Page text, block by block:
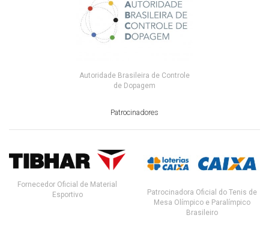
Autoridade Brasileira de Controle
de Dopagem
Patrocinadores
Fornecedor Oficial de Material
Esportivo
Patrocinadora Oficial do Tenis de
Mesa Olímpico e Paralímpico
Brasileiro